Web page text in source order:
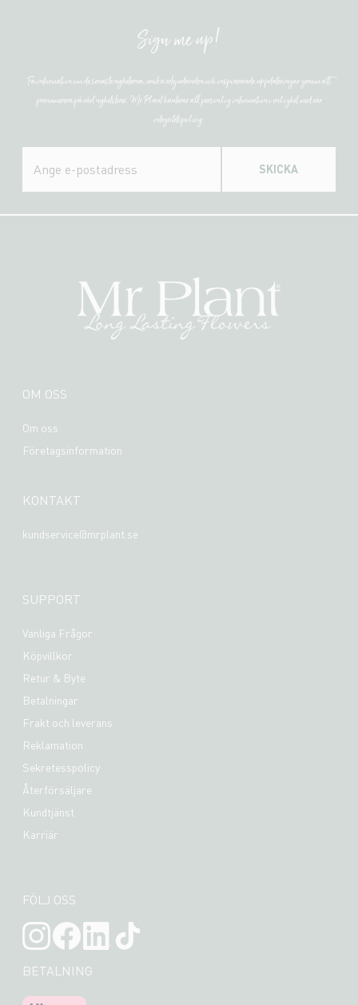
Sign me up!
Få information om de senaste nyheterna, unika erbjudanden och inspirerande uppdateringar genom att
prenumerera på vårt nyhetsbrev. Mr Plant hanterar all personlig information i enlighet med vår
integritetspolicy.
SKICKA
OM OSS
Om oss
Företagsinformation
KONTAKT
kundservice@mrplant.se
SUPPORT
Vanliga Frågor
Köpvillkor
Retur & Byte
Betalningar
Frakt och leverans
Reklamation
Sekretesspolicy
Återförsäljare
Kundtjänst
Karriär
FÖLJ OSS
BETALNING